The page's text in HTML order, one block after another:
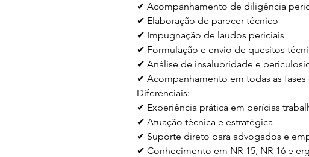
✔ Acompanhamento de diligência
✔ Elaboração de parecer técnico
✔ Impugnação de laudos periciais
✔ Formulação e envio de quesitos
✔ Análise de insalubridade e
✔ Acompanhamento em todas as
Diferenciais:
✔ Experiência prática em perícias
✔ Atuação técnica e estratégica
✔ Suporte direto para advogados e
✔ Conhecimento em NR-15, NR-16 e